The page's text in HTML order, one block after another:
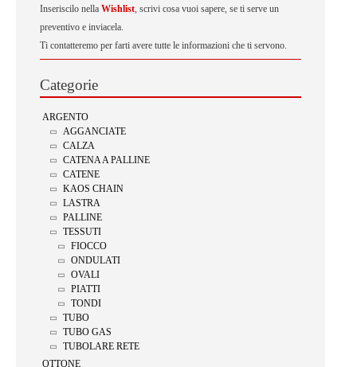
Inseriscilo nella Wishlist, scrivi cosa vuoi sapere, se ti serve un
preventivo e inviacela.
Ti contatteremo per farti avere tutte le informazioni che ti servono.
Categorie
ARGENTO
AGGANCIATE
CALZA
CATENA A PALLINE
CATENE
KAOS CHAIN
LASTRA
PALLINE
TESSUTI
FIOCCO
ONDULATI
OVALI
PIATTI
TONDI
TUBO
TUBO GAS
TUBOLARE RETE
OTTONE